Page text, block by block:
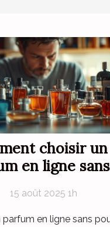
choisir un
en ligne sans
15 août 2025 1h
parfum en ligne sans